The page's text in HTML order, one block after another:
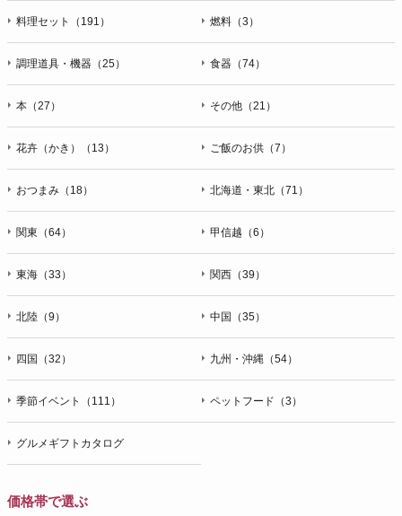
料理セット（191） 燃料（3）
調理道具・機器（25） 食器（74）
本（27） その他（21）
花卉（かき）（13） ご飯のお供（7）
おつまみ（18） 北海道・東北（71）
関東（64） 甲信越（6）
東海（33） 関西（39）
北陸（9） 中国（35）
四国（32） 九州・沖縄（54）
季節イベント（111） ペットフード（3）
グルメギフトカタログ
価格帯で選ぶ